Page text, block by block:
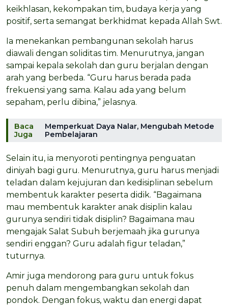
keikhlasan, kekompakan tim, budaya kerja yang
positif, serta semangat berkhidmat kepada Allah Swt.
Ia menekankan pembangunan sekolah harus
diawali dengan soliditas tim. Menurutnya, jangan
sampai kepala sekolah dan guru berjalan dengan
arah yang berbeda. “Guru harus berada pada
frekuensi yang sama. Kalau ada yang belum
sepaham, perlu dibina,” jelasnya.
Baca
Juga
Memperkuat Daya Nalar, Mengubah Metode
Pembelajaran
Selain itu, ia menyoroti pentingnya penguatan
diniyah bagi guru. Menurutnya, guru harus menjadi
teladan dalam kejujuran dan kedisiplinan sebelum
membentuk karakter peserta didik. “Bagaimana
mau membentuk karakter anak disiplin kalau
gurunya sendiri tidak disiplin? Bagaimana mau
mengajak Salat Subuh berjemaah jika gurunya
sendiri enggan? Guru adalah figur teladan,”
tuturnya.
Amir juga mendorong para guru untuk fokus
penuh dalam mengembangkan sekolah dan
pondok. Dengan fokus, waktu dan energi dapat